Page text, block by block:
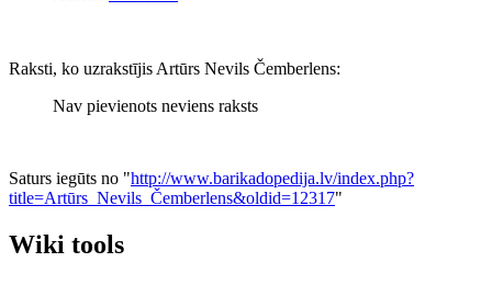
Raksti, ko uzrakstījis Artūrs Nevils Čemberlens:
Nav pievienots neviens raksts
Saturs iegūts no "http://www.barikadopedija.lv/index.php?
title=Artūrs_Nevils_Čemberlens&oldid=12317"
Wiki tools